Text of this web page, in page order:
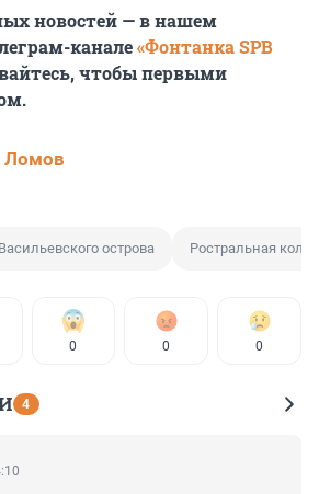
новостей — в нашем
канале«Фонтанка SPB
чтобы первыми
Ломов
острова Ростральная
0 0 0
4